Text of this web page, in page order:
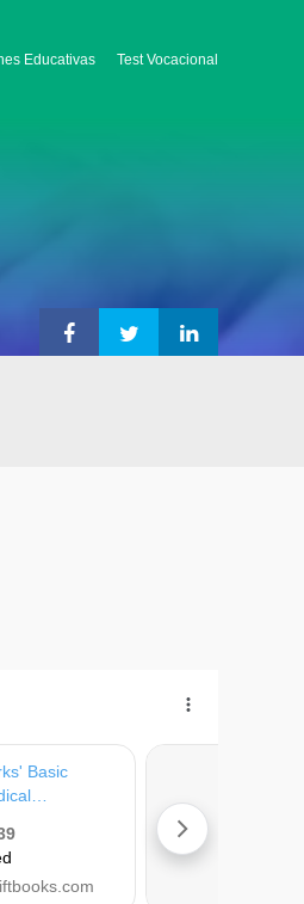
Educativas Test Vocacional